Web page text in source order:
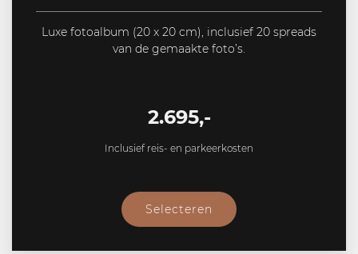
Luxe fotoalbum (20 x 20 cm), inclusief 20 spreads
van de gemaakte foto’s.
2.695,-
Inclusief reis- en parkeerkosten
Selecteren